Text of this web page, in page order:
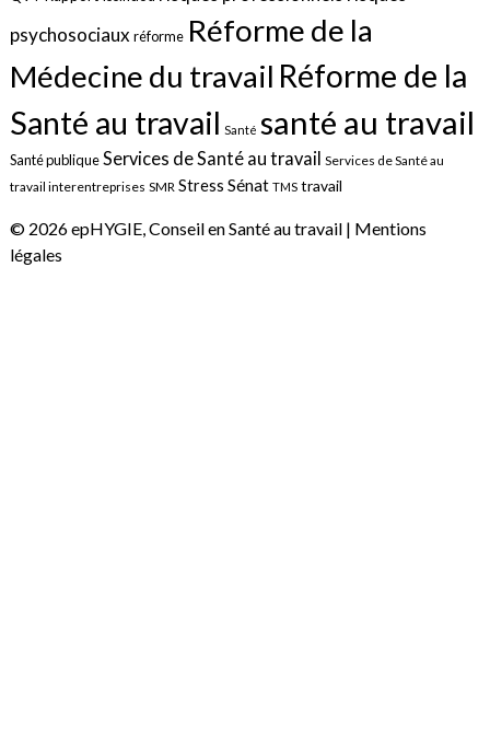
psychosociauxréforme Réforme de la
Médecine du travail Réforme de la
Santé au travail Santé santé au travail
Santé publiqueServices de Santé au travail Services de Santé au
travail interentreprises SMR Stress Sénat TMS travail
© 2026 epHYGIE, Conseil en Santé au travail | Mentions
légales